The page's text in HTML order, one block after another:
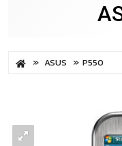
ASUS P550